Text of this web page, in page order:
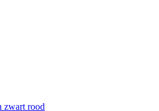
zwart rood